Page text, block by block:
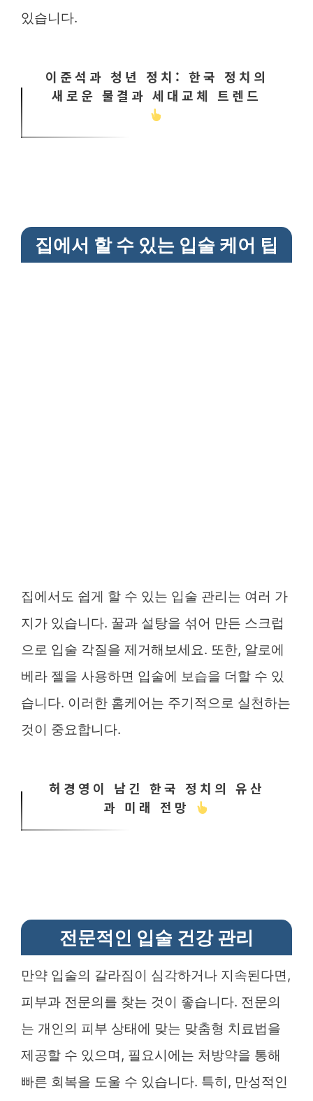
있습니다.
이준석과 청년 정치: 한국 정치의
새로운 물결과 세대교체 트렌드
집에서 할 수 있는 입술 케어 팁
집에서도 쉽게 할 수 있는 입술 관리는 여러 가
지가 있습니다. 꿀과 설탕을 섞어 만든 스크럽
으로 입술 각질을 제거해보세요. 또한, 알로에
베라 젤을 사용하면 입술에 보습을 더할 수 있
습니다. 이러한 홈케어는 주기적으로 실천하는
것이 중요합니다.
허경영이 남긴 한국 정치의 유산
과 미래 전망
전문적인 입술 건강 관리
만약 입술의 갈라짐이 심각하거나 지속된다면,
피부과 전문의를 찾는 것이 좋습니다. 전문의
는 개인의 피부 상태에 맞는 맞춤형 치료법을
제공할 수 있으며, 필요시에는 처방약을 통해
빠른 회복을 도울 수 있습니다. 특히, 만성적인